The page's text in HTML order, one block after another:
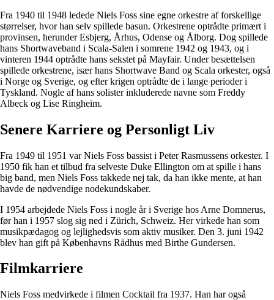
Fra 1940 til 1948 ledede Niels Foss sine egne orkestre af forskellige
størrelser, hvor han selv spillede basun. Orkestrene optrådte primært i
provinsen, herunder Esbjerg, Århus, Odense og Ålborg. Dog spillede
hans Shortwaveband i Scala-Salen i somrene 1942 og 1943, og i
vinteren 1944 optrådte hans sekstet på Mayfair. Under besættelsen
spillede orkestrene, især hans Shortwave Band og Scala orkester, også
i Norge og Sverige, og efter krigen optrådte de i lange perioder i
Tyskland. Nogle af hans solister inkluderede navne som Freddy
Albeck og Lise Ringheim.
Senere Karriere og Personligt Liv
Fra 1949 til 1951 var Niels Foss bassist i Peter Rasmussens orkester. I
1950 fik han et tilbud fra selveste Duke Ellington om at spille i hans
big band, men Niels Foss takkede nej tak, da han ikke mente, at han
havde de nødvendige nodekundskaber.
I 1954 arbejdede Niels Foss i nogle år i Sverige hos Arne Domnerus,
før han i 1957 slog sig ned i Zürich, Schweiz. Her virkede han som
musikpædagog og lejlighedsvis som aktiv musiker. Den 3. juni 1942
blev han gift på Københavns Rådhus med Birthe Gundersen.
Filmkarriere
Niels Foss medvirkede i filmen Cocktail fra 1937. Han har også